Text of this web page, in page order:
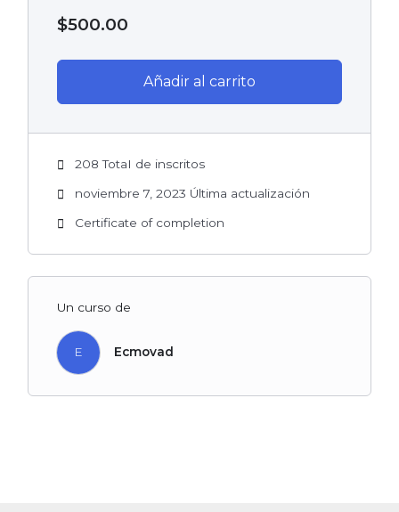
$500.00
Añadir al carrito
208 TotaI de inscritos
noviembre 7, 2023 Última actualización
Certificate of completion
Un curso de
E Ecmovad